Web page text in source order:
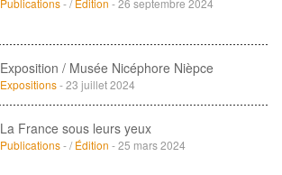
Publications- /Édition - 26 septembre 2024
Exposition / Musée Nicéphore Nièpce
Expositions- 23 juillet 2024
La France sous leurs yeux
Publications- /Édition - 25 mars 2024